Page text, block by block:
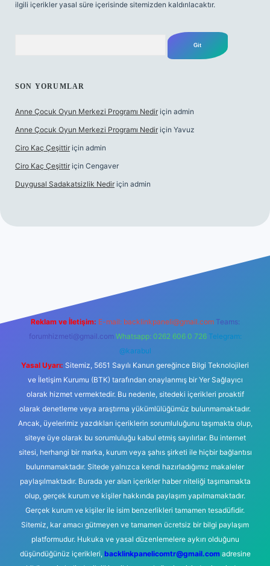
ilgili içerikler yasal süre içerisinde sitemizden kaldırılacaktır.
SON YORUMLAR
Anne Çocuk Oyun Merkezi Programı Nedir için admin
Anne Çocuk Oyun Merkezi Programı Nedir için Yavuz
Ciro Kaç Çeşittir için admin
Ciro Kaç Çeşittir için Cengaver
Duygusal Sadakatsizlik Nedir için admin
elexbetgiris.org
Reklam ve İletişim: E-mail: backlinkpaneli@gmail.com Teams:
forumhizmeti@gmail.com Whatsapp: 0262 606 0 726 Telegram:
@karabul
Yasal Uyarı: Sitemiz, 5651 Sayılı Kanun gereğince Bilgi Teknolojileri
ve İletişim Kurumu (BTK) tarafından onaylanmış bir Yer Sağlayıcı
olarak hizmet vermektedir. Bu nedenle, sitedeki içerikleri proaktif
olarak denetleme veya araştırma yükümlülüğümüz bulunmamaktadır.
Ancak, üyelerimiz yazdıkları içeriklerin sorumluluğunu taşımakta olup,
siteye üye olarak bu sorumluluğu kabul etmiş sayılırlar. Bu internet
sitesi, herhangi bir marka, kurum veya şahıs şirketi ile hiçbir bağlantısı
bulunmamaktadır. Sitede yalnızca kendi hazırladığımız makaleler
paylaşılmaktadır. Burada yer alan içerikler haber niteliği taşımamakta
olup, gerçek kurum ve kişiler hakkında paylaşım yapılmamaktadır.
Gerçek kurum ve kişiler ile isim benzerlikleri tamamen tesadüfidir.
Sitemiz, kar amacı gütmeyen ve tamamen ücretsiz bir bilgi paylaşım
platformudur. Hukuka ve yasal düzenlemelere aykırı olduğunu
düşündüğünüz içerikleri, backlinkpanelicomtr@gmail.comadresine